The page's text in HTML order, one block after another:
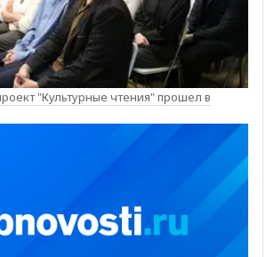
"Культурные чтения" прошел в